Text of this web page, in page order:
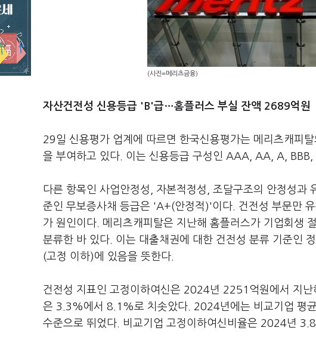
(사진=메리츠금융)
자산건전성 신용등급 'B'급…홈플러스 부실 잔액 2689억원
29일 신용평가 업계에 따르면 한국신용평가는 메리츠캐피
을 부여하고 있다. 이는 신용등급 구성인 AAA, AA, A, BBB,
다른 항목인 사업안정성, 자본적정성, 조달구조의 안정성과
준인 무보증사채 등급은 'A+(안정적)'이다. 건전성 부문만
가 원인이다. 메리츠캐피탈은 지난해 홈플러스가 기업회생
분류한 바 있다. 이는 대출채권에 대한 건전성 분류 기준인
(고정 이하)에 있음을 뜻한다.
건전성 지표인 고정이하여신은 2024년 2251억원에서 지
은 3.3%에서 8.1%로 치솟았다. 2024년에는 비교기업 평
수준으로 뛰었다. 비교기업 고정이하여신비율은 2024년